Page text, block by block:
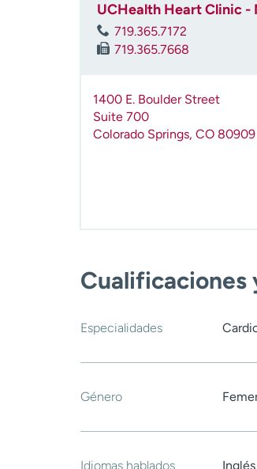
UCHealth Heart Clinic
719.365.7172
719.365.7668
1400 E. Boulder Street
Suite 700
Colorado Springs, CO 80909
Cualificaciones
Especialidades
Género
Idiomas hablados Inglés